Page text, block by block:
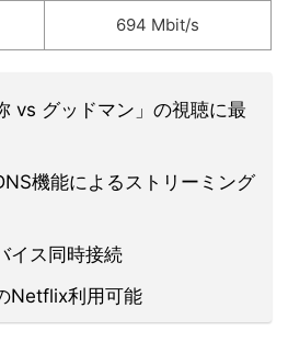
694 Mbit/s
vs グッドマン」の視聴に最
機能によるストリーミング
イス同時接続
Netflix利用可能